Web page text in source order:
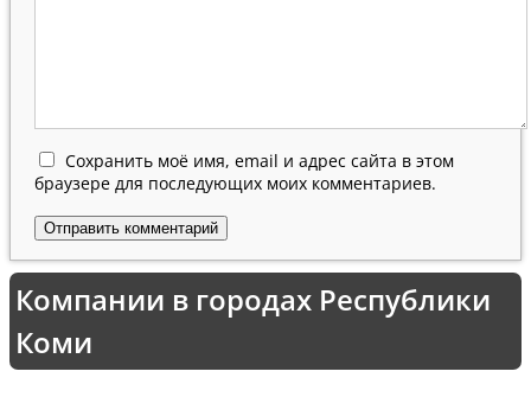
Сохранить моё имя, email и адрес сайта в этом
браузере для последующих моих комментариев.
Компании в городах Республики
Коми